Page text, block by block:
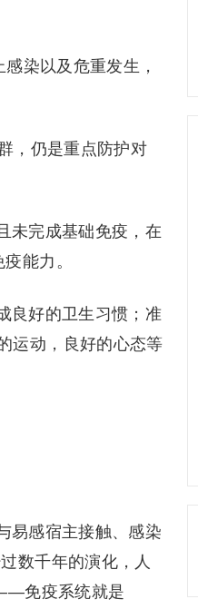
染以及危重发生，
，仍是重点防护对
未完成基础免疫，在
能力。
良好的卫生习惯；准
运动，良好的心态等
易感宿主接触、感染
数千年的演化，人
免疫系统就是